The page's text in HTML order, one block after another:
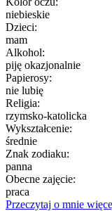
niebieskie
Dzieci:
mam
Alkohol:
piję okazjonalnie
Papierosy:
nie lubię
Religia:
rzymsko-katolicka
Wykształcenie:
średnie
Znak zodiaku:
panna
Obecne zajęcie:
praca
Przeczytaj o mnie